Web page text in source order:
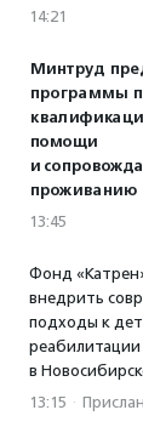
14:21
Минтруд
программы
помощи
и
проживанию
13:45
Фонд
внедрить
подходы к
реабилитации
в
13:15 ·